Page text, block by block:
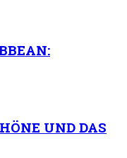
UND DAS